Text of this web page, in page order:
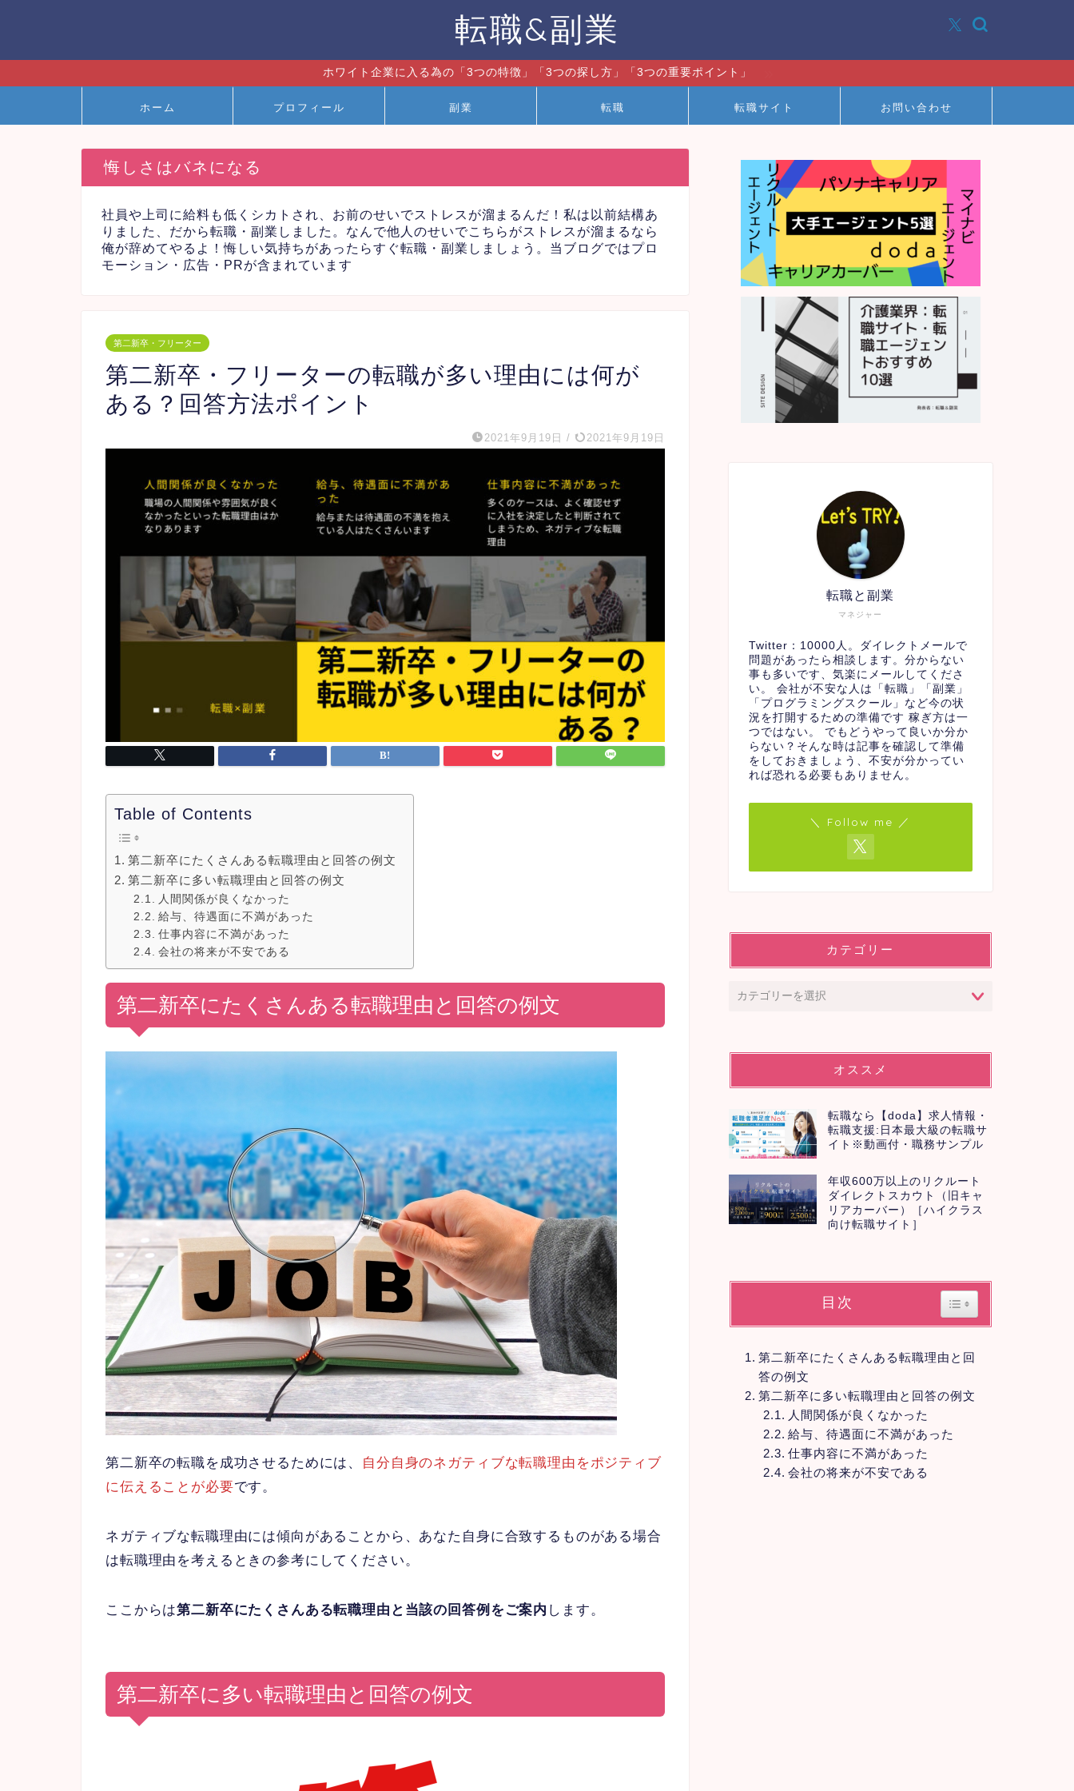
転職&副業
ホワイト企業に入る為の「3つの特徴」「3つの探し方」「3つの重要ポイント」
ホーム プロフィール 副業 転職 転職サイト お問い合わせ
悔しさはバネになる
社員や上司に給料も低くシカトされ、お前のせいでストレスが溜まるんだ！私は以前結構あ
りました、だから転職・副業しました。なんで他人のせいでこちらがストレスが溜まるなら
俺が辞めてやるよ！悔しい気持ちがあったらすぐ転職・副業しましょう。当ブログではプロ
モーション・広告・PRが含まれています
第二新卒・フリーター
第二新卒・フリーターの転職が多い理由には何が
ある？回答方法ポイント
2021年9月19日 / 2021年9月19日
Table of Contents
第二新卒にたくさんある転職理由と回答の例文
第二新卒に多い転職理由と回答の例文
人間関係が良くなかった
給与、待遇面に不満があった
仕事内容に不満があった
会社の将来が不安である
第二新卒にたくさんある転職理由と回答の例文
第二新卒の転職を成功させるためには、 自分自身のネガティブな転職理由をポジティブ
に伝えることが必要です。
ネガティブな転職理由には傾向があることから、あなた自身に合致するものがある場合
は転職理由を考えるときの参考にしてください。
ここからは第二新卒にたくさんある転職理由と当該の回答例をご案内 します。
第二新卒に多い転職理由と回答の例文
マネジャー
転職と副業
Twitter：10000人。ダイレクトメールで
問題があったら相談します。分からない
事も多いです、気楽にメールしてくださ
い。 会社が不安な人は「転職」「副業」
「プログラミングスクール」など今の状
況を打開するための準備です 稼ぎ方は一
つではない。 でもどうやって良いか分か
らない？そんな時は記事を確認して準備
をしておきましょう、不安が分かってい
れば恐れる必要もありません。
＼ Follow me ／
カテゴリー
オススメ
転職なら【doda】求人情報・
転職支援:日本最大級の転職サ
イト※動画付・職務サンプル
年収600万以上のリクルート
ダイレクトスカウト（旧キャ
リアカーバー）［ハイクラス
向け転職サイト］
目次 Toggle Table of
第二新卒にたくさんある転職理由と回
答の例文
第二新卒に多い転職理由と回答の例文
人間関係が良くなかった
給与、待遇面に不満があった
仕事内容に不満があった
会社の将来が不安である